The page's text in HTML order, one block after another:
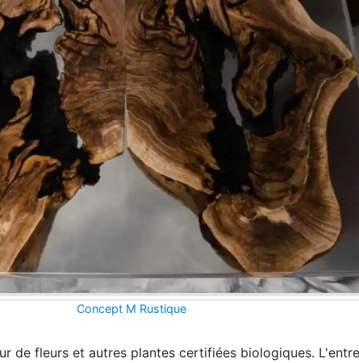
Concept M Rustique
de fleurs et autres plantes certifiées biologiques.